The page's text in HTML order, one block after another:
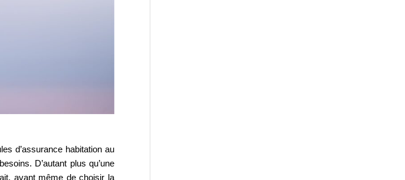
d’assurance habitation au
D’autant plus qu’une
avant même de choisir la